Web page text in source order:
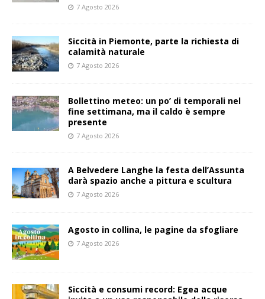
7 Agosto 2026
Siccità in Piemonte, parte la richiesta di
calamità naturale
7 Agosto 2026
Bollettino meteo: un po’ di temporali nel
fine settimana, ma il caldo è sempre
presente
7 Agosto 2026
A Belvedere Langhe la festa dell’Assunta
darà spazio anche a pittura e scultura
7 Agosto 2026
Agosto in collina, le pagine da sfogliare
7 Agosto 2026
Siccità e consumi record: Egea acque